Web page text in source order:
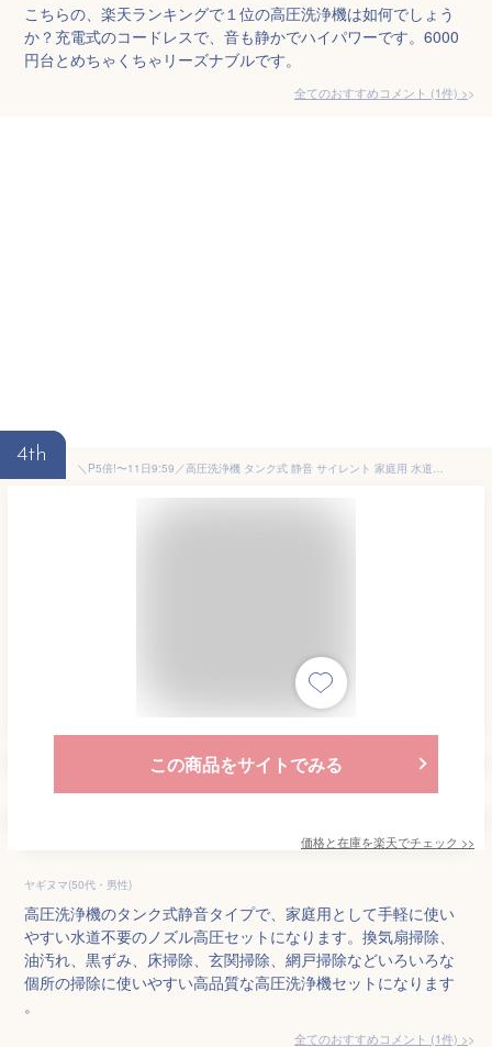
こちらの、楽天ランキングで１位の高圧洗浄機は如何でしょう
か？充電式のコードレスで、音も静かでハイパワーです。6000
円台とめちゃくちゃリーズナブルです。
全てのおすすめコメント (1件) >
4th
＼P5倍!〜11日9:59／高圧洗浄機 タンク式 静音 サイレント 家庭用 水道不要オーヤマ タンク式高圧洗浄機 洗車 ノズル 高圧 セット 12点セット 静か 換気扇掃除 油汚れ 黒ずみ 床掃除 玄関掃除 網戸掃除 水道直結 大掃除 メーカー保証 1年保証 SBT-512N
この商品をサイトでみる
価格と在庫を楽天でチェック >>
ヤギヌマ(50代・男性)
高圧洗浄機のタンク式静音タイプで、家庭用として手軽に使い
やすい水道不要のノズル高圧セットになります。換気扇掃除、
油汚れ、黒ずみ、床掃除、玄関掃除、網戸掃除などいろいろな
個所の掃除に使いやすい高品質な高圧洗浄機セットになります
。
全てのおすすめコメント (1件) >